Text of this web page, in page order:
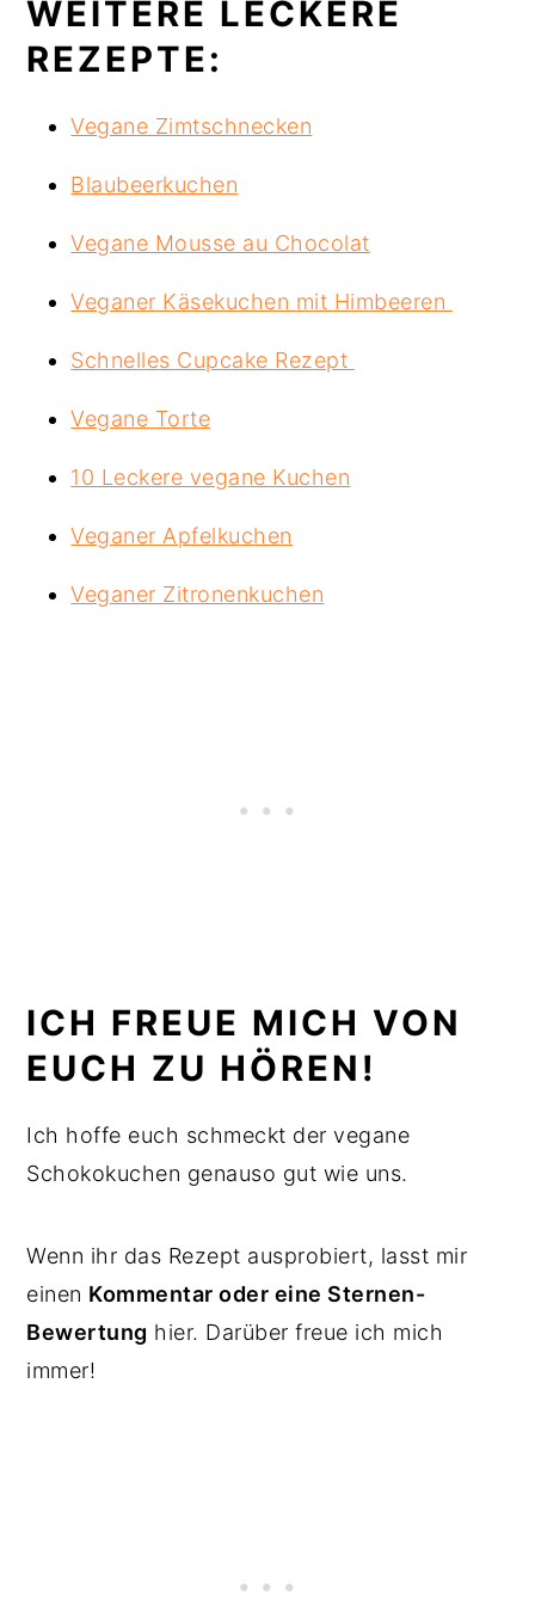
WEITERE LECKERE
REZEPTE:
Vegane Zimtschnecken
Blaubeerkuchen
Vegane Mousse au Chocolat
Veganer Käsekuchen mit Himbeeren
Schnelles Cupcake Rezept
Vegane Torte
10 Leckere vegane Kuchen
Veganer Apfelkuchen
Veganer Zitronenkuchen
ICH FREUE MICH VON
EUCH ZU HÖREN!
Ich hoffe euch schmeckt der vegane
Schokokuchen genauso gut wie uns.
Wenn ihr das Rezept ausprobiert, lasst mir
einen Kommentar oder eine Sternen-
Bewertung hier. Darüber freue ich mich
immer!